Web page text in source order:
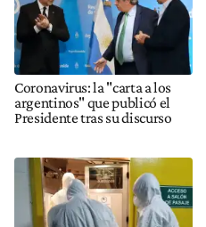
Coronavirus: la "carta a los
argentinos" que publicó el
Presidente tras su discurso